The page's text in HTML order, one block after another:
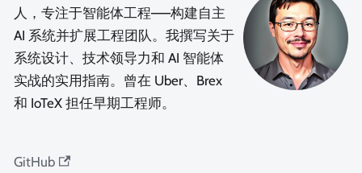
人，专注于智能体工程——构建自主
AI 系统并扩展工程团队。我撰写关于
系统设计、技术领导力和 AI 智能体
实战的实用指南。曾在 Uber、Brex
和 IoTeX 担任早期工程师。
GitHub